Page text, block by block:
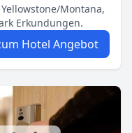
Montana,
Erkundungen.
Hotel Angebot